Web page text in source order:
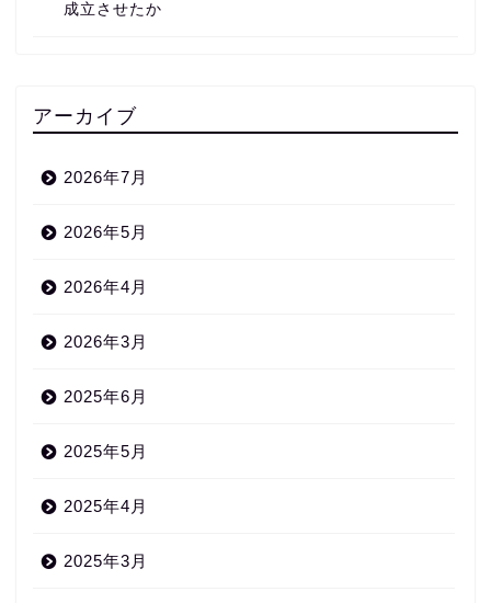
成立させたか
アーカイブ
2026年7月
2026年5月
2026年4月
2026年3月
2025年6月
2025年5月
2025年4月
2025年3月